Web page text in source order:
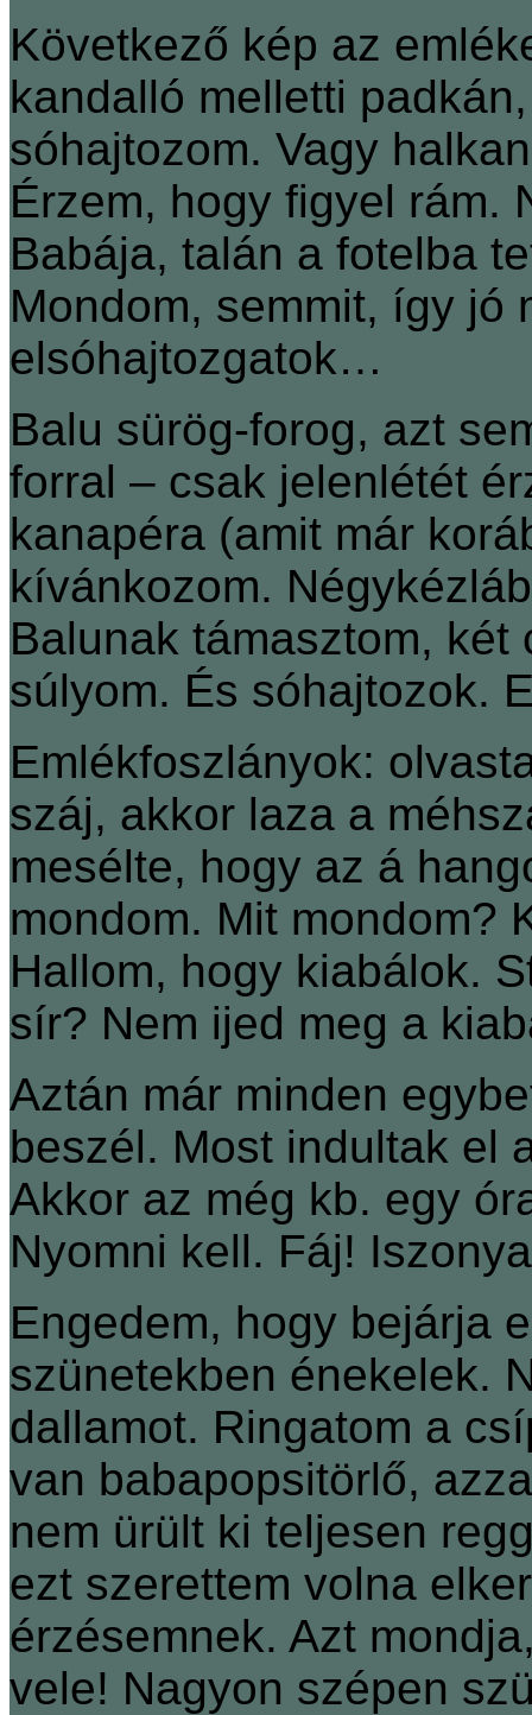
Következő kép az
kandalló melletti
sóhajtozom. Vagy
Érzem, hogy figyel rám.
Babája, talán a fotelba
Mondom, semmit, így jó
elsóhajtozgatok…
Balu sürög-forog, azt
forral – csak jelenlétét
kanapéra (amit már
kívánkozom.
Balunak támasztom,
súlyom. És sóhajtozok.
Emlékfoszlányok:
száj, akkor laza a
mesélte, hogy az á
mondom. Mit mondom?
Hallom, hogy kiabálok.
sír? Nem ijed meg a
Aztán már minden
beszél. Most indultak el
Akkor az még kb. egy
Nyomni kell. Fáj!
Engedem, hogy bejárja
szünetekben énekelek.
dallamot. Ringatom a
van babapopsitörlő,
nem ürült ki teljesen
ezt szerettem volna
érzésemnek. Azt
vele! Nagyon szépen